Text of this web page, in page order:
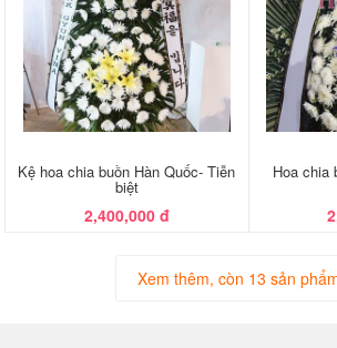
Kệ hoa chia buồn Hàn Quốc- Tiễn
biệt
2,400,000 đ
Hoa chia
Xem thêm, còn 13 sản